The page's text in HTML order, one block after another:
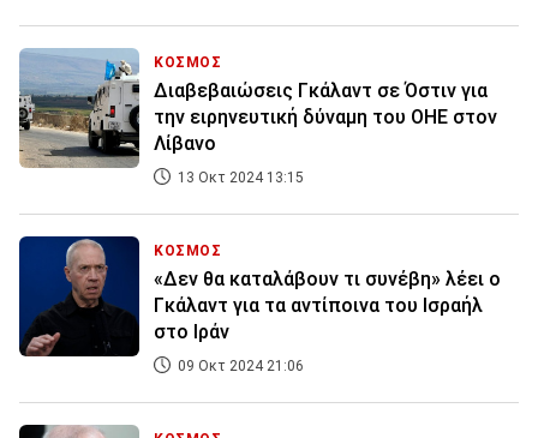
ΚΟΣΜΟΣ
Διαβεβαιώσεις Γκάλαντ σε Όστιν για
την ειρηνευτική δύναμη του ΟΗΕ στον
Λίβανο
13 Οκτ 2024 13:15
ΚΟΣΜΟΣ
«Δεν θα καταλάβουν τι συνέβη» λέει ο
Γκάλαντ για τα αντίποινα του Ισραήλ
στο Ιράν
09 Οκτ 2024 21:06